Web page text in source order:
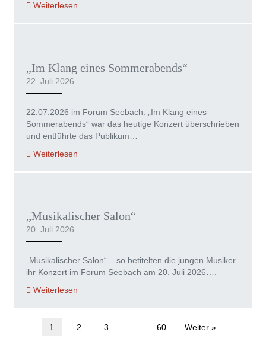
Weiterlesen
„Im Klang eines Sommerabends“
22. Juli 2026
22.07.2026 im Forum Seebach: „Im Klang eines
Sommerabends“ war das heutige Konzert überschrieben
und entführte das Publikum…
Weiterlesen
„Musikalischer Salon“
20. Juli 2026
„Musikalischer Salon“ – so betitelten die jungen Musiker
ihr Konzert im Forum Seebach am 20. Juli 2026….
Weiterlesen
1 2 3 60 Weiter »